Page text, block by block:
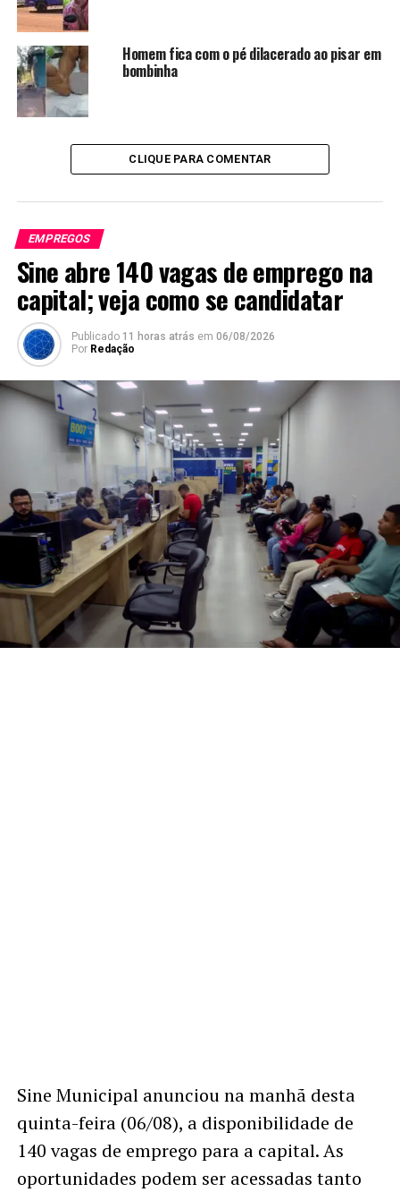
Homem fica com o pé dilacerado ao pisar em
bombinha
CLIQUE PARA COMENTAR
EMPREGOS
Sine abre 140 vagas de emprego na
capital; veja como se candidatar
Publicado 11 horas atrás em 06/08/2026
Por Redação
Sine Municipal anunciou na manhã desta
quinta-feira (06/08), a disponibilidade de
140 vagas de emprego para a capital. As
oportunidades podem ser acessadas tanto